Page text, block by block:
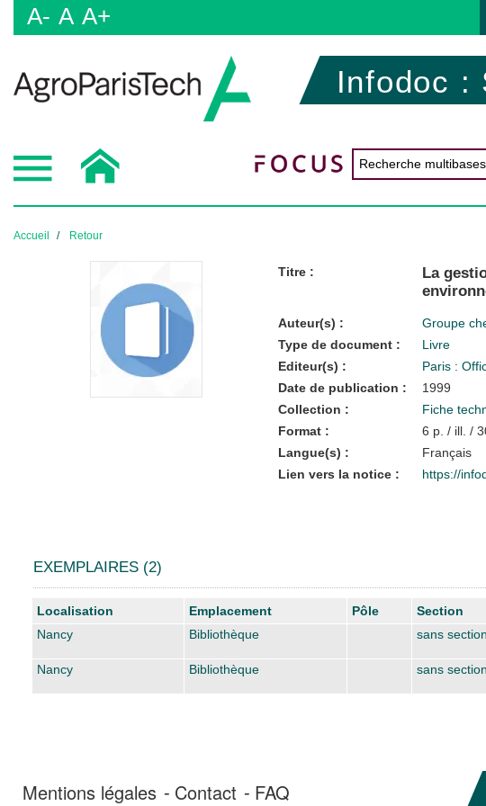
A- A A+
Infodoc :
Accueil Retour
Titre :
La
Auteur(s) : Groupe
Type de document :
Livre
Editeur(s) :
Paris :
Date de publication :
1999
Collection :
Fiche
Format :
6 p. / ill. /
Langue(s) :
Français
Lien vers la notice :
https://
EXEMPLAIRES (2)
Liste des exemplaires
Localisation Emplacement Pôle Section
Nancy
Bibliothèque sans section
Nancy
Bibliothèque sans section
Mentions légales Contact FAQ